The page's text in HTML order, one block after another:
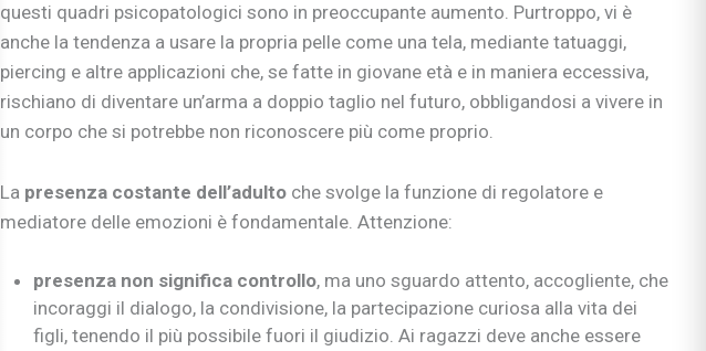
Educazione finanziaria
Educare alle emozioni
Relazioni sociali e bullismo
Autonomia e responsabilità
Gli esperti consigliano…
Inserimento nido e scuola
Scelte scolastiche
Tecnologia a scuola
Metodo di studio
Kit didattici per la primaria
questi quadri psicopatologici sono in preoccupante aumento. Purtroppo, vi è
anche la tendenza a usare la propria pelle come una tela, mediante tatuaggi,
piercing e altre applicazioni che, se fatte in giovane età e in maniera eccessiva,
rischiano di diventare un’arma a doppio taglio nel futuro, obbligandosi a vivere in
un corpo che si potrebbe non riconoscere più come proprio.
La presenza costante dell’adultoche svolge la funzione di regolatore e
mediatore delle emozioni è fondamentale. Attenzione:
presenza non significa controllo, ma uno sguardo attento, accogliente, che
incoraggi il dialogo, la condivisione, la partecipazione curiosa alla vita dei
figli, tenendo il più possibile fuori il giudizio. Ai ragazzi deve anche essere